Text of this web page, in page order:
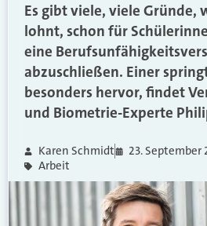
Es gibt viele, viele Gründe,
lohnt, schon für
eine
abzuschließen. Einer
besonders hervor, findet
und Biometrie-Experte
Karen Schmidt 23. September
Arbeit